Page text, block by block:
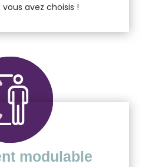
avez choisis !
modulable